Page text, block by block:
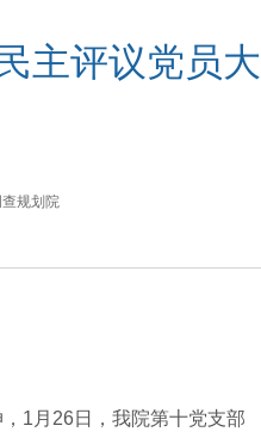
主评议党员大
规划院
1月26日，我院第十党支部